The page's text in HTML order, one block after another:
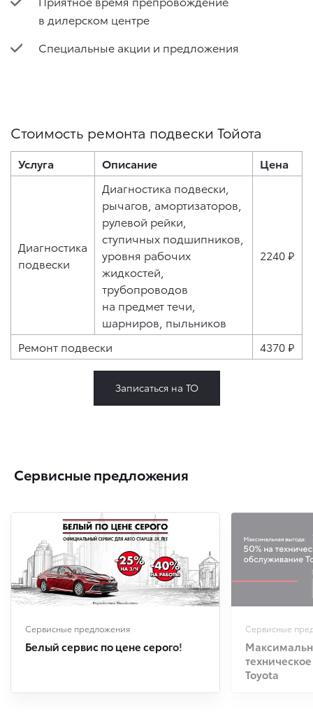
в дилерском центре
Специальные акции и предложения
Стоимость ремонта подвески Тойота
Услуга Описание Цена
Диагностика
подвески
Диагностика подвески,
рычагов, амортизаторов,
рулевой рейки,
ступичных подшипников,
уровня рабочих
жидкостей,
трубопроводов
на предмет течи,
шарниров, пыльников
2240 ₽
Ремонт подвески 4370 ₽
Записаться на ТО
Сервисные предложения
Сервисные предложения
Белый сервис по цене серого!
Сервисные
Toyota